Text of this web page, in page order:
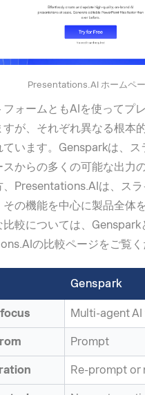
Presentations.AI ホームペ
フォームともAIを使ってプ
すが、それぞれ異なる根本
ています。Gensparkは、ス
スからの多くの可能な出力
、Presentations.AIは、ス
その機能を中心に製品全体
較については、Genspark
の比較ページをご覧く
Genspark
Multi-agent
Prompt
Re-prompt or